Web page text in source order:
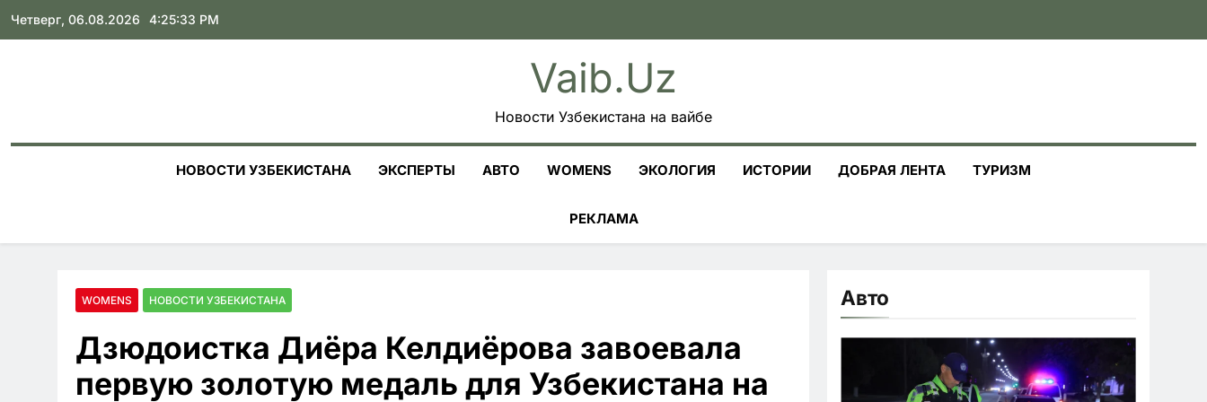
Skip
Четверг, 06.08.2026 4:25:34 PM
Vaib.uz
Новости Узбекистана на вайбе
НОВОСТИ УЗБЕКИСТАНА ЭКСПЕРТЫ АВТО WOMENS ЭКОЛОГИЯ ИСТОРИИ ДОБРАЯ ЛЕНТА ТУРИЗМ
РЕКЛАМА
WOMENS НОВОСТИ УЗБЕКИСТАНА
Дзюдоистка Диёра Келдиёрова завоевала
первую золотую медаль для Узбекистана на
Авто